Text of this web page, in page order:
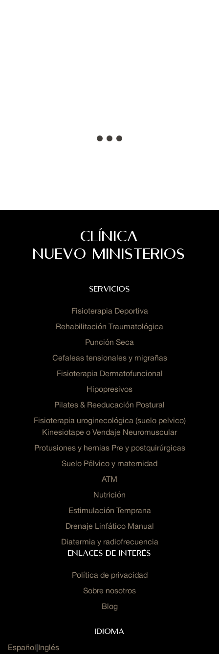
CLÍNICA
NUEVO MINISTERIOS
servicios
Fisioterapia Deportiva
Rehabilitación Traumatológica
Punción Seca
Cefaleas tensionales y migrañas
Fisioterapia Dermatofuncional
Hipopresivos
Pilates & Reeducación Postural
Fisioterapia uroginecológica (suelo pelvico)
Kinesiotape o Vendaje Neuromuscular
Protusiones y hernias Pre y postquirúrgicas
Suelo Pélvico y maternidad
ATM
Nutrición
Estimulación Temprana
Drenaje Linfático Manual
Diatermia y radiofrecuencia
Enlaces de interés
Política de privacidad
Sobre nosotros
Blog
Idioma
Español Inglés